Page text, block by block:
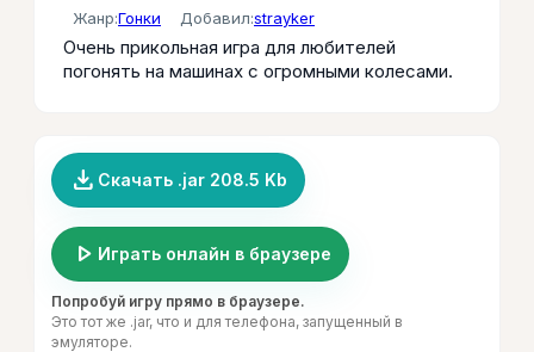
Жанр:Гонки Добавил:strayker
Очень прикольная игра для любителей
погонять на машинах с огромными колесами.
file_download Скачать .jar 208.5 Kb
play_arrow Играть онлайн в браузере
Попробуй игру прямо в браузере.
Это тот же .jar, что и для телефона, запущенный в
эмуляторе.